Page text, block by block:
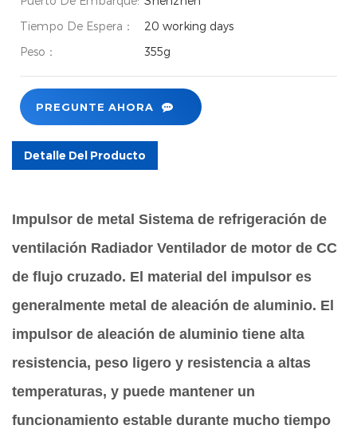
Tiempo De Espera：
20 working days
Peso：
355g
PREGUNTE AHORA
Detalle Del Producto
Impulsor de metal Sistema de refrigeración de
ventilación Radiador Ventilador de motor de CC
de flujo cruzado. El material del impulsor es
generalmente metal de aleación de aluminio. El
impulsor de aleación de aluminio tiene alta
resistencia, peso ligero y resistencia a altas
temperaturas, y puede mantener un
funcionamiento estable durante mucho tiempo